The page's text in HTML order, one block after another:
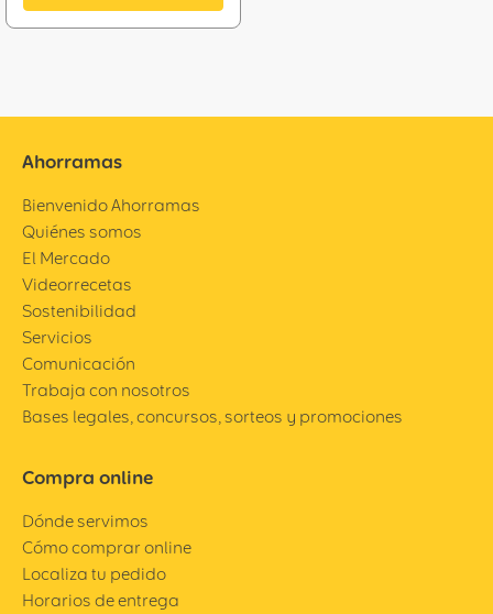
Ahorramas
Bienvenido Ahorramas
Quiénes somos
El Mercado
Videorrecetas
Sostenibilidad
Servicios
Comunicación
Trabaja con nosotros
Bases legales, concursos, sorteos y promociones
Compra online
Dónde servimos
Cómo comprar online
Localiza tu pedido
Horarios de entrega